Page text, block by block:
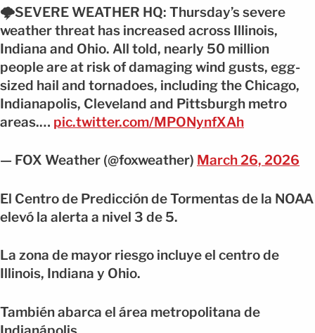
🌩️SEVERE WEATHER HQ: Thursday’s severe
weather threat has increased across Illinois,
Indiana and Ohio. All told, nearly 50 million
people are at risk of damaging wind gusts, egg-
sized hail and tornadoes, including the Chicago,
Indianapolis, Cleveland and Pittsburgh metro
areas.… pic.twitter.com/MPONynfXAh
— FOX Weather (@foxweather) March 26, 2026
El Centro de Predicción de Tormentas de la NOAA
elevó la alerta a nivel 3 de 5.
La zona de mayor riesgo incluye el centro de
Illinois, Indiana y Ohio.
También abarca el área metropolitana de